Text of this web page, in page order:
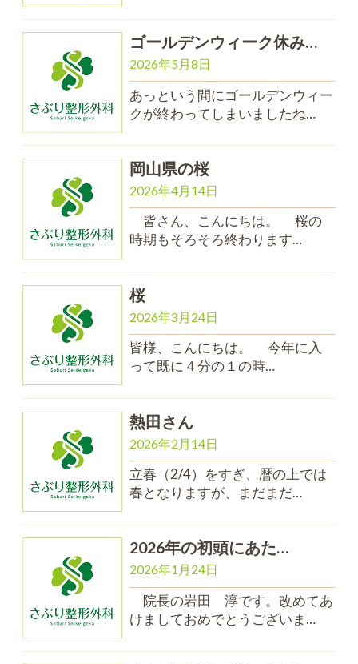
ゴールデンウィーク休み…
2026年5月8日
あっという間にゴールデンウィー
クが終わってしまいましたね…
岡山県の桜
2026年4月14日
皆さん、こんにちは。 桜の
時期もそろそろ終わります…
桜
2026年3月24日
皆様、こんにちは。 今年に入
って既に４分の１の時…
熱田さん
2026年2月14日
立春（2/4）をすぎ、暦の上では
春となりますが、まだまだ…
2026年の初頭にあた…
2026年1月24日
院長の岩田 淳です。改めてあ
けましておめでとうございま…